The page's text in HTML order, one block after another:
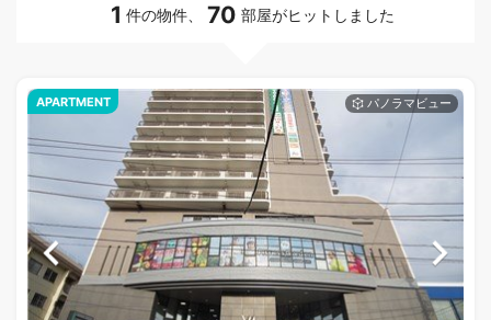
1 件の物件、 70 部屋がヒットしました
APARTMENT